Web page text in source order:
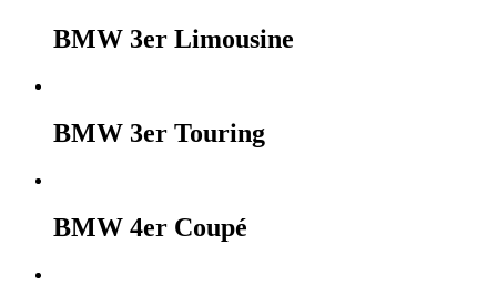
BMW 3er Limousine
BMW 3er Touring
BMW 4er Coupé